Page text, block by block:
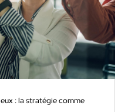
: la stratégie comme